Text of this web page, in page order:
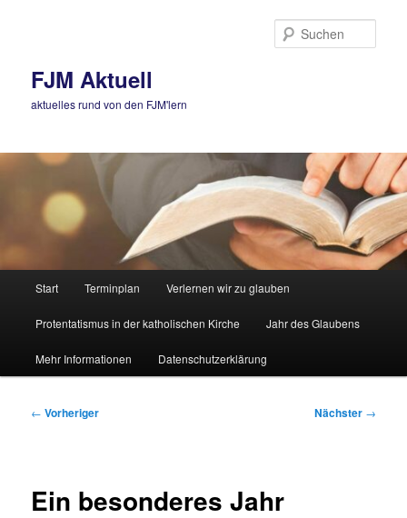
FJM Aktuell
aktuelles rund von den FJM'lern
Start Terminplan Verlernen wir zu glauben
Protentatismus in der katholischen Kirche Jahr des Glaubens
Mehr Informationen Datenschutzerklärung
Beitragsnavigation
← Vorheriger Nächster →
Ein besonderes Jahr